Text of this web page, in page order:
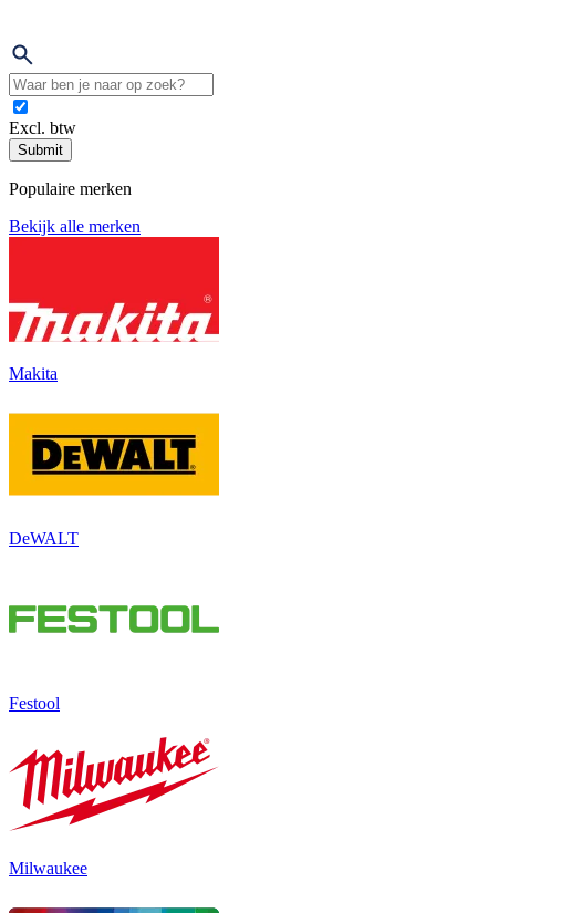
Excl. btw
Submit
Populaire merken
Bekijk alle merken
Makita
DeWALT
Festool
Milwaukee